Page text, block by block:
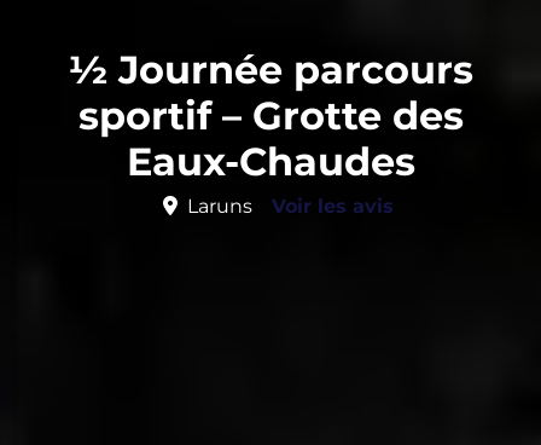
½ Journée parcours
sportif – Grotte des
Eaux-Chaudes
Laruns Voir les avis